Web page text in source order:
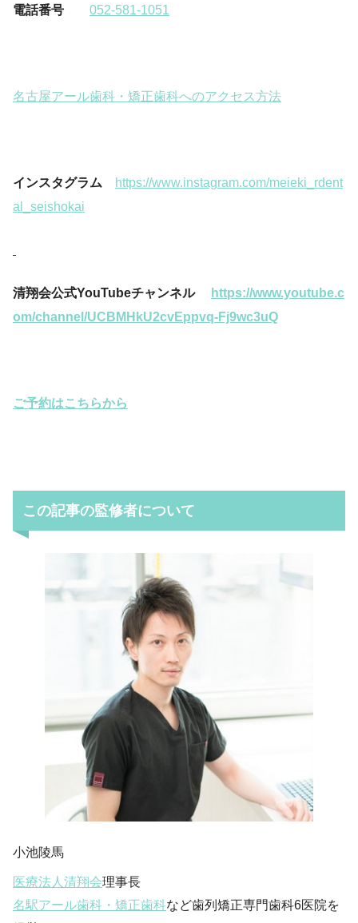
電話番号 052-581-1051
名古屋アール歯科・矯正歯科へのアクセス方法
インスタグラム
https://www.instagram.com/meieki_rdent
al_seishokai
清翔会公式YouTubeチャンネル
https://www.youtube.c
om/channel/UCBMHkU2cvEppvq-Fj9wc3uQ
ご予約はこちらから
この記事の監修者について
小池陵馬
医療法人清翔会理事長
名駅アール歯科・矯正歯科など歯列矯正専門歯科6医院を